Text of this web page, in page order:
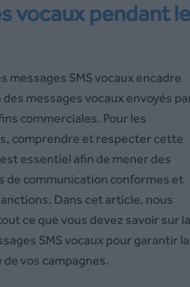
vocaux pendant
messages SMS vocaux encadre
des messages vocaux envoyés
commerciales. Pour les
comprendre et respecter cette
essentiel afin de mener des
de communication conformes et
Dans cet article, nous
ce que vous devez savoir sur
SMS vocaux pour garantir la
vos campagnes.